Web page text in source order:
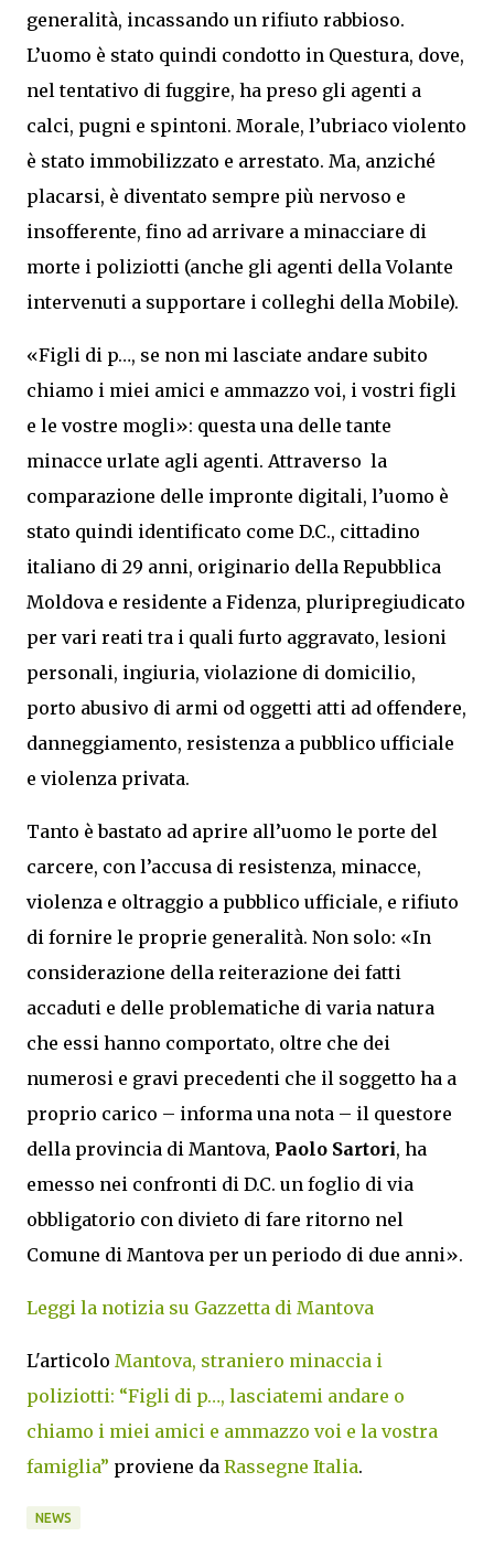
generalità, incassando un rifiuto rabbioso.
L’uomo è stato quindi condotto in Questura, dove,
nel tentativo di fuggire, ha preso gli agenti a
calci, pugni e spintoni. Morale, l’ubriaco violento
è stato immobilizzato e arrestato. Ma, anziché
placarsi, è diventato sempre più nervoso e
insofferente, fino ad arrivare a minacciare di
morte i poliziotti (anche gli agenti della Volante
intervenuti a supportare i colleghi della Mobile).
«Figli di p…, se non mi lasciate andare subito
chiamo i miei amici e ammazzo voi, i vostri figli
e le vostre mogli»: questa una delle tante
minacce urlate agli agenti. Attraverso la
comparazione delle impronte digitali, l’uomo è
stato quindi identificato come D.C., cittadino
italiano di 29 anni, originario della Repubblica
Moldova e residente a Fidenza, pluripregiudicato
per vari reati tra i quali furto aggravato, lesioni
personali, ingiuria, violazione di domicilio,
porto abusivo di armi od oggetti atti ad offendere,
danneggiamento, resistenza a pubblico ufficiale
e violenza privata.
Tanto è bastato ad aprire all’uomo le porte del
carcere, con l’accusa di resistenza, minacce,
violenza e oltraggio a pubblico ufficiale, e rifiuto
di fornire le proprie generalità. Non solo: «In
considerazione della reiterazione dei fatti
accaduti e delle problematiche di varia natura
che essi hanno comportato, oltre che dei
numerosi e gravi precedenti che il soggetto ha a
proprio carico – informa una nota – il questore
della provincia di Mantova, Paolo Sartori, ha
emesso nei confronti di D.C. un foglio di via
obbligatorio con divieto di fare ritorno nel
Comune di Mantova per un periodo di due anni».
Leggi la notizia su Gazzetta di Mantova
L'articolo Mantova, straniero minaccia i
poliziotti: “Figli di p…, lasciatemi andare o
chiamo i miei amici e ammazzo voi e la vostra
famiglia” proviene da Rassegne Italia.
NEWS